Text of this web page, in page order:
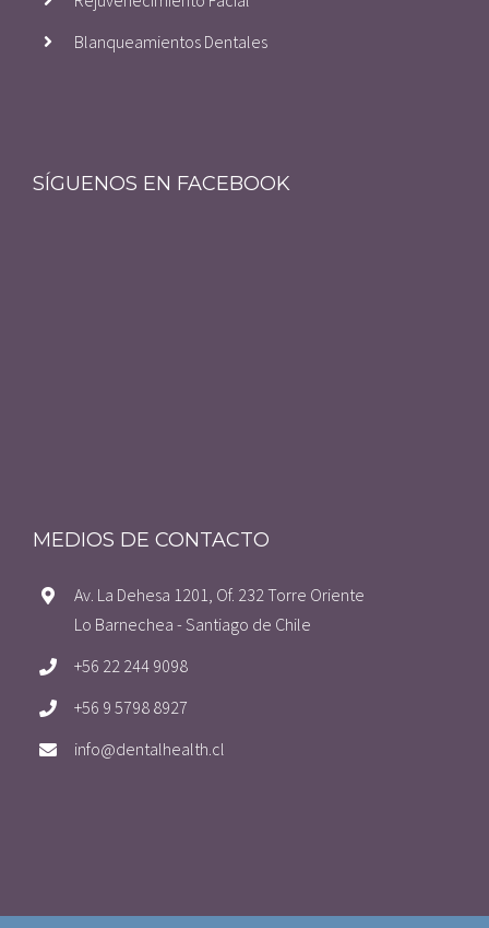
Blanqueamientos Dentales
SÍGUENOS EN FACEBOOK
MEDIOS DE CONTACTO
Av. La Dehesa 1201, Of. 232 Torre Oriente
Lo Barnechea - Santiago de Chile
+56 22 244 9098
+56 9 5798 8927
info@dentalhealth.cl